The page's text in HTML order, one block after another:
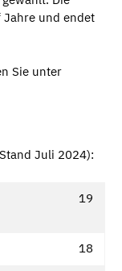
Jahre und endet
Sie unter
Juli 2024):
19
18